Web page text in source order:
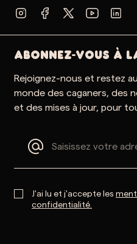
ABONNEZ-VOUS À
Rejoignez-nous et restez
monde des caganers, des
et des mises à jour, pour
J'ai lu et j'accepte les
confidentialité.